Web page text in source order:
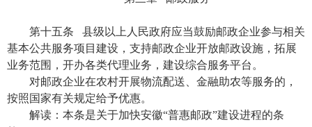
第十五条 县级以上人民政府应当鼓励邮政企业参与相关
基本公共服务项目建设，支持邮政企业开放邮政设施，拓展
业务范围，开办各类代理业务，建设综合服务平台。
对邮政企业在农村开展物流配送、金融助农等服务的，
按照国家有关规定给予优惠。
解读：本条是关于加快安徽“普惠邮政”建设进程的条